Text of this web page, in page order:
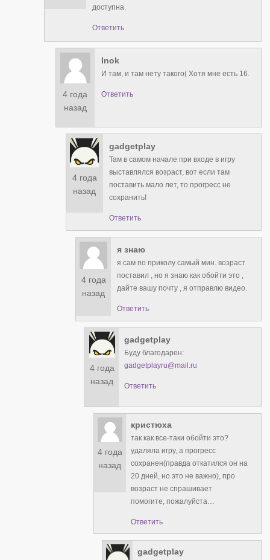
доступна.
Ответить
4 года
назад
Inok
И там, и там нету такого( Хотя мне есть 16.
Ответить
4 года
назад
gadgetplay
Там в самом начале при входе в игру
выставлялся возраст, вот если там
поставить мало лет, то прогресс не
сохранить!
Ответить
4 года
назад
я знаю
я сам по приколу самый мин. возраст
поставил , но я знаю как обойти это ,
дайте вашу почту , я отправлю видео.
Ответить
4 года
назад
gadgetplay
Буду благодарен:
gadgetplayru@mail.ru
Ответить
4 года
назад
кристюха
так как все-таки обойти это?
удаляла игру, а прогресс
сохранен(правда откатился он на
20 дней, но это не важно), про
возраст не спрашивает
помогите, пожалуйста…
Ответить
gadgetplay